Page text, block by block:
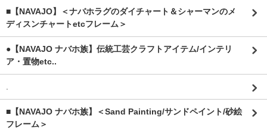
■【NAVAJO】＜ナバホラグのダイチャート＆シャーマンのメ
ディスンチャートetcフレーム＞
●【NAVAJO ナバホ族】伝統工芸クラフトアイテム/インテリ
ア・置物etc..
■【NAVAJO ナバホ族】＜Sand Painting/サンドペイント/砂絵
フレーム＞